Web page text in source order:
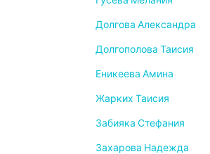
Долгова Александра
Долгополова Таисия
Еникеева Амина
Жарких Таисия
Забияка Стефания
Захарова Надежда